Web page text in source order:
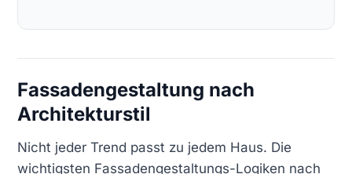
Fassadengestaltung nach
Architekturstil
Nicht jeder Trend passt zu jedem Haus. Die
wichtigsten Fassadengestaltungs-Logiken nach